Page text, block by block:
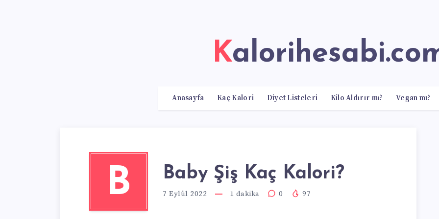
Anasayfa Kaç Kalori Diyet Listeleri Kilo Aldırır mı? Vegan mı?
B Baby Şiş Kaç Kalori?
7 Eylül 2022 1 dakika 0 97